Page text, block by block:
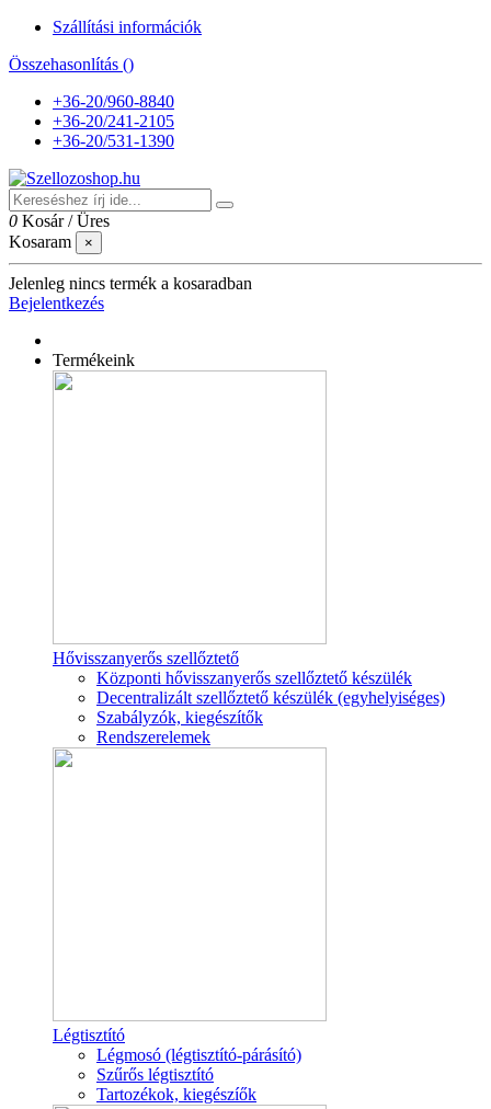
Szállítási információk
Összehasonlítás ()
+36-20/960-8840
+36-20/241-2105
+36-20/531-1390
0 Kosár /Üres
Kosaram
×
Jelenleg nincs termék a kosaradban
Bejelentkezés
Termékeink
Hővisszanyerős szellőztető
Központi hővisszanyerős szellőztető készülék
Decentralizált szellőztető készülék (egyhelyiséges)
Szabályzók, kiegészítők
Rendszerelemek
Légtisztító
Légmosó (légtisztító-párásító)
Szűrős légtisztító
Tartozékok, kiegészíők